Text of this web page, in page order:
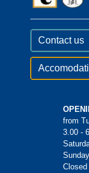
Contact us
from
3.00 -